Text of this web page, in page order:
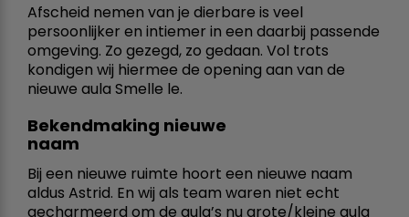
Afscheid nemen van je dierbare is veel
persoonlijker en intiemer in een daarbij passende
omgeving. Zo gezegd, zo gedaan. Vol trots
kondigen wij hiermee de opening aan van de
nieuwe aula Smelle le.
Bekendmaking nieuwe
naam
Bij een nieuwe ruimte hoort een nieuwe naam
aldus Astrid. En wij als team waren niet echt
gecharmeerd om de aula’s nu grote/kleine aula